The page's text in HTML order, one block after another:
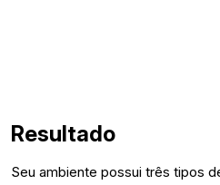
Resultado
Seu ambiente possui três tipos